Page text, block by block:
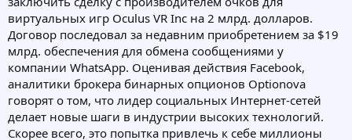
виртуальных игр Oculus VR Inc на 2 млрд. долларов.
Договор последовал за недавним приобретением за $19
млрд. обеспечения для обмена сообщениями у
компании WhatsApp. Оценивая действия Facebook,
аналитики брокера бинарных опционов Optionova
говорят о том, что лидер социальных Интернет-сетей
делает новые шаги в индустрии высоких технологий.
Скорее всего, это попытка привлечь к себе миллионы